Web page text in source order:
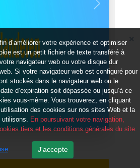
Suivant
d’améliorer votre expérience et optimiser
est un petit fichier de texte transféré à
navigateur web ou votre disque dur
Si votre navigateur web est configuré pour
stockés dans le navigateur web ou le
d’expiration soit dépassée ou jusqu’à ce
vous-même. Vous trouverez, en cliquant
des cookies sur nos sites Web et la
utilisons. En poursuivant votre navigation,
tiers et les conditions générales du site.
J'accepte